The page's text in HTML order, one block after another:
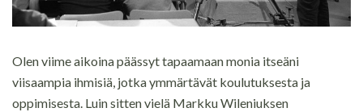
Olen viime aikoina päässyt tapaamaan monia itseäni
viisaampia ihmisiä, jotka ymmärtävät koulutuksesta ja
oppimisesta. Luin sitten vielä Markku Wileniuksen